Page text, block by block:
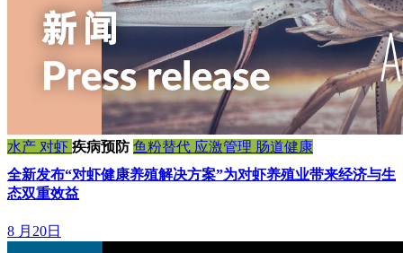
水产 对虾 疾病预防鱼粉替代 应激管理 肠道健康
全新发布“对虾健康养殖解决方案”为对虾养殖业带来经济与生
态双重效益
8 月20日